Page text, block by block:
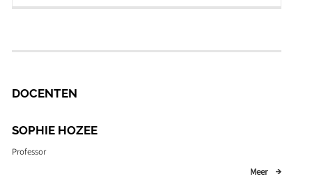
DOCENTEN
SOPHIE HOZEE
Professor
Meer